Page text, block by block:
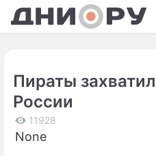
Пираты
России
11928
None